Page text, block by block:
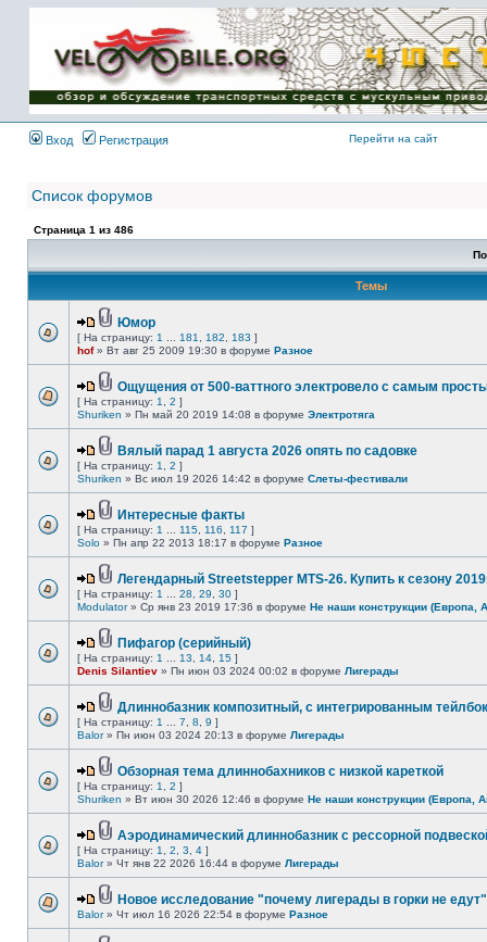
Имя пользователя:
Пароль:
{ LOG_ME_IN_SHORT
}
Вход
Регистрация Перейти на сайт
Список форумов
Страница 1 из 486
Темы
Юмор
[ На страницу: 1 181 182 183 ]
hof» Вт авг 25 2009 19:30 в форуме Разное
Ощущения от 500-ваттного электровело с самым
[ На страницу: 1 2 ]
Shuriken » Пн май 20 2019 14:08 в форуме Электротяга
Вялый парад 1 августа 2026 опять по садовке
[ На страницу: 1 2 ]
Shuriken » Вс июл 19 2026 14:42 в форуме Слеты-фестивали
Интересные факты
[ На страницу: 1 115 116 117 ]
Solo » Пн апр 22 2013 18:17 в форуме Разное
Легендарный Streetstepper MTS-26. Купить к сезону
[ На страницу: 1 28 29 30 ]
Modulator» Ср янв 23 2019 17:36 в форуме Не наши конструкции (Европа,
Пифагор (серийный)
[ На страницу: 1 13 14 15 ]
Denis Silantiev » Пн июн 03 2024 00:02 в форуме Лигерады
Длиннобазник композитный, с интегрированным
[ На страницу: 1 7 8 9 ]
Balor» Пн июн 03 2024 20:13 в форуме Лигерады
Обзорная тема длиннобахников с низкой кареткой
[ На страницу: 1 2 ]
Shuriken » Вт июн 30 2026 12:46 в форуме Не наши конструкции (Европа,
Аэродинамический длиннобазник с рессорной
[ На страницу: 1 2 3 4 ]
Balor» Чт янв 22 2026 16:44 в форуме Лигерады
Новое исследование "почему лигерады в горки не
Balor» Чт июл 16 2026 22:54 в форуме Разное